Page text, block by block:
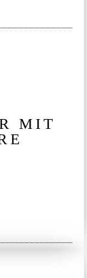
MIT